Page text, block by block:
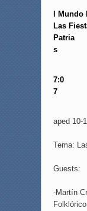
l
Las
Patria
s
7:0
7
aped 10-
Tema:
Guests:
-Martín